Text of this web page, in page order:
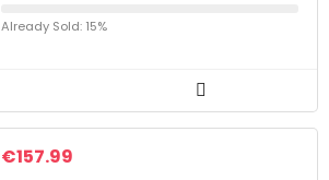
Already Sold: 15%
€157.99